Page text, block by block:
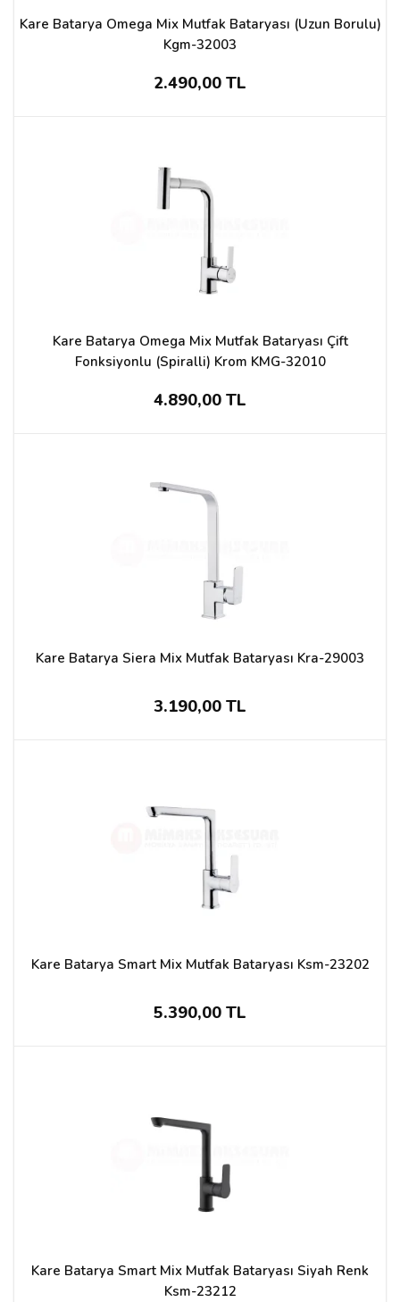
Kare Batarya Omega Mix Mutfak Bataryası (Uzun Borulu)
Kgm-32003
2.490,00 TL
Kare Batarya Omega Mix Mutfak Bataryası Çift
Fonksiyonlu (Spiralli) Krom KMG-32010
4.890,00 TL
Kare Batarya Siera Mix Mutfak Bataryası Kra-29003
3.190,00 TL
Kare Batarya Smart Mix Mutfak Bataryası Ksm-23202
5.390,00 TL
Kare Batarya Smart Mix Mutfak Bataryası Siyah Renk
Ksm-23212